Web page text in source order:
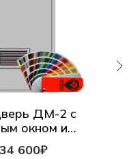
ДМ-2 с
окном и
решеткой
600₽